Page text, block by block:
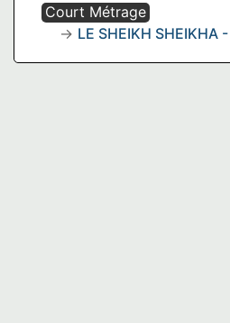
Court Métrage
LE SHEIKH SHEIKHA -